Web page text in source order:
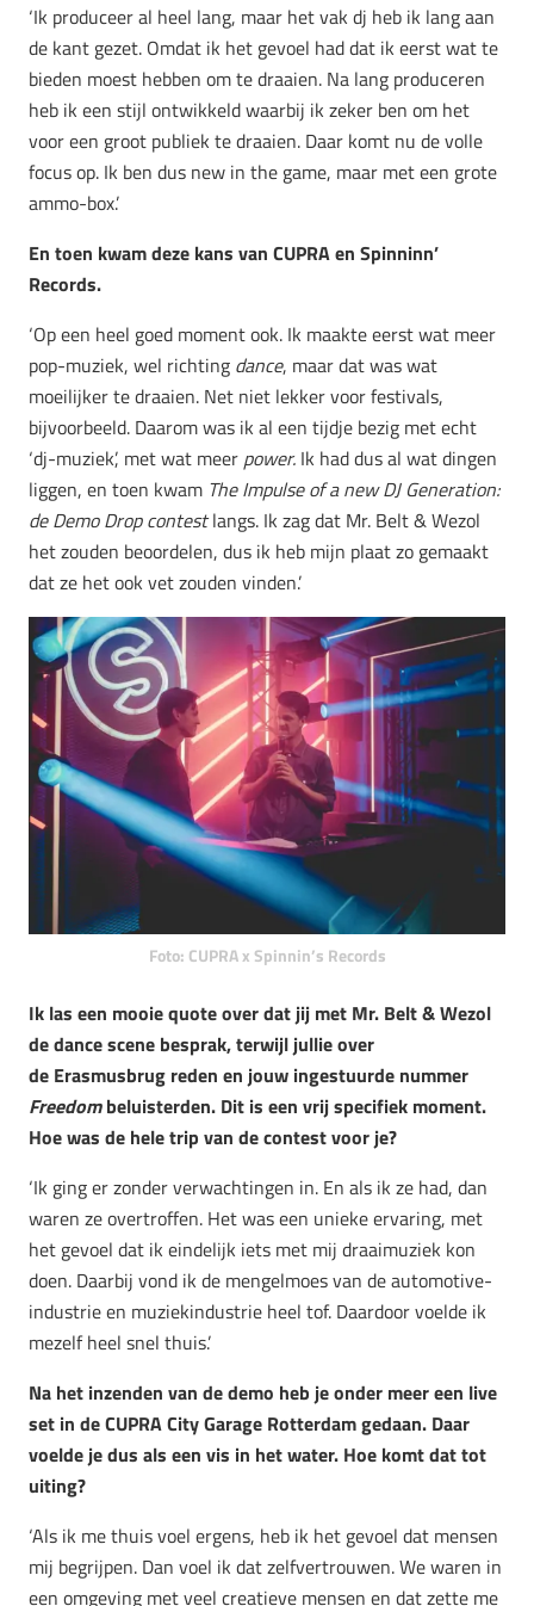
‘Ik produceer al heel lang, maar het vak dj heb ik lang aan
de kant gezet. Omdat ik het gevoel had dat ik eerst wat te
bieden moest hebben om te draaien. Na lang produceren
heb ik een stijl ontwikkeld waarbij ik zeker ben om het
voor een groot publiek te draaien. Daar komt nu de volle
focus op. Ik ben dus new in the game, maar met een grote
ammo-box.’
En toen kwam deze kans van CUPRA en Spinninn’
Records.
‘Op een heel goed moment ook. Ik maakte eerst wat meer
pop-muziek, wel richting dance, maar dat was wat
moeilijker te draaien. Net niet lekker voor festivals,
bijvoorbeeld. Daarom was ik al een tijdje bezig met echt
‘dj-muziek’, met wat meer power. Ik had dus al wat dingen
liggen, en toen kwam The Impulse of a new DJ Generation:
de Demo Drop contestlangs. Ik zag dat Mr. Belt & Wezol
het zouden beoordelen, dus ik heb mijn plaat zo gemaakt
dat ze het ook vet zouden vinden.’
Foto: CUPRA x Spinnin’s Records
Ik las een mooie quote over dat jij met Mr. Belt & Wezol
de dance scene besprak, terwijl jullie over
de Erasmusbrug reden en jouw ingestuurde nummer
Freedombeluisterden. Dit is een vrij specifiek moment.
Hoe was de hele trip van de contest voor je?
‘Ik ging er zonder verwachtingen in. En als ik ze had, dan
waren ze overtroffen. Het was een unieke ervaring, met
het gevoel dat ik eindelijk iets met mij draaimuziek kon
doen. Daarbij vond ik de mengelmoes van de automotive-
industrie en muziekindustrie heel tof. Daardoor voelde ik
mezelf heel snel thuis.’
Na het inzenden van de demo heb je onder meer een live
set in de CUPRA City Garage Rotterdam gedaan. Daar
voelde je dus als een vis in het water. Hoe komt dat tot
uiting?
‘Als ik me thuis voel ergens, heb ik het gevoel dat mensen
mij begrijpen. Dan voel ik dat zelfvertrouwen. We waren in
een omgeving met veel creatieve mensen en dat zette me